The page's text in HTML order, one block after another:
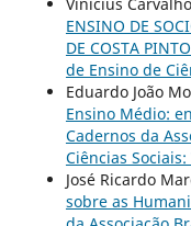
ENSINO DE
DE COSTA PINTO
de Ensino de
Eduardo João
Ensino Médio:
Cadernos da
Ciências
José Ricardo
sobre as